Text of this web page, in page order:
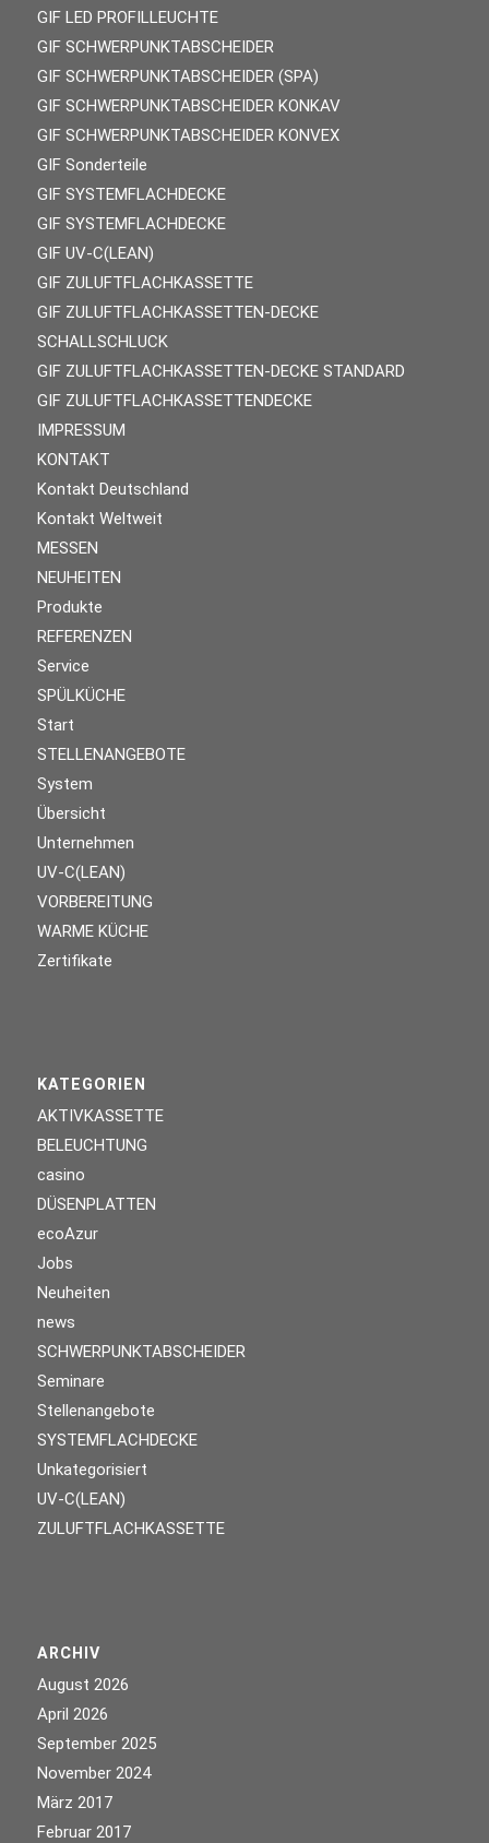
GIF LED PROFILLEUCHTE
GIF SCHWERPUNKTABSCHEIDER
GIF SCHWERPUNKTABSCHEIDER (SPA)
GIF SCHWERPUNKTABSCHEIDER KONKAV
GIF SCHWERPUNKTABSCHEIDER KONVEX
GIF Sonderteile
GIF SYSTEMFLACHDECKE
GIF SYSTEMFLACHDECKE
GIF UV-C(LEAN)
GIF ZULUFTFLACHKASSETTE
GIF ZULUFTFLACHKASSETTEN-DECKE
SCHALLSCHLUCK
GIF ZULUFTFLACHKASSETTEN-DECKE STANDARD
GIF ZULUFTFLACHKASSETTENDECKE
IMPRESSUM
KONTAKT
Kontakt Deutschland
Kontakt Weltweit
MESSEN
NEUHEITEN
Produkte
REFERENZEN
Service
SPÜLKÜCHE
Start
STELLENANGEBOTE
System
Übersicht
Unternehmen
UV-C(LEAN)
VORBEREITUNG
WARME KÜCHE
Zertifikate
KATEGORIEN
AKTIVKASSETTE
BELEUCHTUNG
casino
DÜSENPLATTEN
ecoAzur
Jobs
Neuheiten
news
SCHWERPUNKTABSCHEIDER
Seminare
Stellenangebote
SYSTEMFLACHDECKE
Unkategorisiert
UV-C(LEAN)
ZULUFTFLACHKASSETTE
ARCHIV
August 2026
April 2026
September 2025
November 2024
März 2017
Februar 2017